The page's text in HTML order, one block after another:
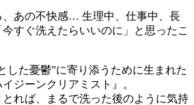
、あの不快感… 生理中、仕事中、長
すぐ洗えたらいいのに」と思ったこ
した憂鬱”に寄り添うために生まれた
ジーンクリアミスト 』。
れば、まるで洗った後のように気持